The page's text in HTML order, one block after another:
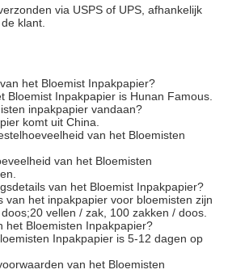
via USPS of UPS, afhankelijk
klant.
het Bloemist Inpakpapier?
Bloemist Inpakpapier is Hunan Famous.
inpakpapier vandaan?
komt uit China.
van het Bloemisten
van het Bloemisten
van het Bloemist Inpakpapier?
van het inpakpapier voor bloemisten zijn
vellen / zak, 100 zakken / doos.
het Bloemisten Inpakpapier?
Inpakpapier is 5-12 dagen op
van het Bloemisten